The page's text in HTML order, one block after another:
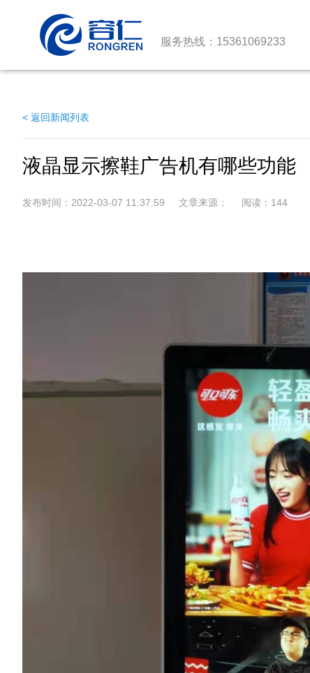
服务热线：15361069233
< 返回新闻列表
液晶显示擦鞋广告机有哪些功能
发布时间：2022-03-07 11:37:59 文章来源： 阅读： 144